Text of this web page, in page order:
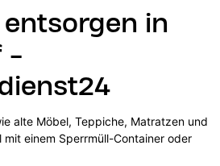
in
-
alte Möbel, Teppiche, Matratzen und
einem Sperrmüll-Container oder